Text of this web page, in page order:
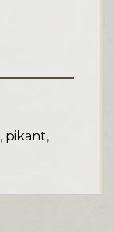
, pikant,